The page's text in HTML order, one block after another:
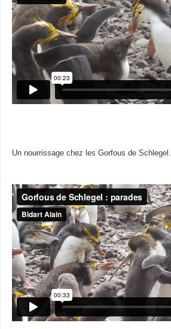
Un nourrissage chez les Gorfous de Schlegel.